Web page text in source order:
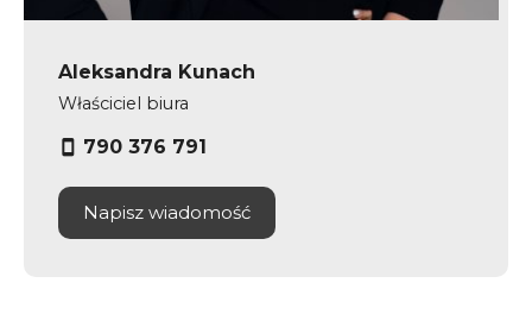
Aleksandra Kunach
Właściciel biura
790 376 791
Napisz wiadomość